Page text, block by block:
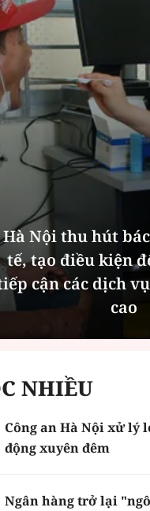
Hà Nội thu hút
tế, tạo điều kiện
cận các dịch
cao
NHIỀU
Công an Hà Nội xử lý
động xuyên đêm
Ngân hàng trở lại